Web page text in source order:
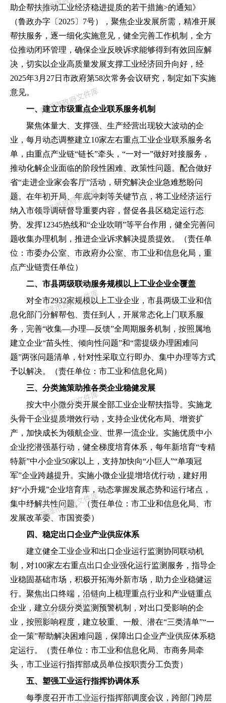
助企帮扶推动工业经济稳进提质的若干措施>的通知》
（鲁政办字〔 2025〕7号）， 聚焦企业发展所需 ， 精准开展
帮扶服务 ， 逐一细化实施意见 ， 健全完善工作机制 ， 全方
位推动闭环管理 ， 确保企业反映诉求能够得到有效回应解
决 ， 切实以企业高质量发展支撑工业经济回升向好 ， 经
2025年3月27日市政府第58次常务会议研究 ， 制定如下实施
意见。
一、建立市级重点企业联系服务机制
聚焦体量大、支撑强、生产经营出现较大波动的企
业 ， 每月动态调整建立10家左右重点工业企业联系服务名
单 ， 由重点产业链“链长”牵头 ， “一对一”做好对接服务 ，
推动化解企业面临的阶段性困难、政策性问题。配合做好
省“走进企业家会客厅”活动 ， 研究解决企业急难愁盼问
题。在年初开局、年底冲刺等关键节点 ， 将工业经济运行
纳入市领导调研督导重要内容 ， 督促各县区稳定运行态
势。发挥12345热线和“企业吹哨”等平台作用 ， 健全完善问
题收集办理机制
， 推进企业诉求解决提质提效。 （责任单
位 ： 市委办公室、市政府办公室、市工业和信息化局 ， 重
点产业链责任单位）
二、市县两级联动服务规模以上工业企业全覆盖
对全市2932家规模以上工业企业 ， 市县两级工业和信
息化部门分解帮包、责任到人
， 开展常态化上门联系服
务 ， 完善“收集—办理—反馈”全周期服务机制 ， 按照属地
建立企业“苗头性、倾向性问题”和“需提级办理困难问
题”两张问题清单 ， 针对性采取立行即办、集中办理等方式
予以解决。
（责任单位 ： 市工业和信息化局）
三、分类施策助推各类企业稳健发展
按大中小微分类开展全部工业企业帮扶指导。实施龙
头骨干企业提质增效行动 ， 支持企业优化布局、增资扩
产 ， 加快成长为领航企业、世界一流企业。实施优质中小
企业挖潜强基行动 ， 健全梯度培育体系 ， 每年新培育“专精
特新”中小企业50家以上 ， 支持加快向“小巨人 ”“单项冠
军”企业跨越提升。实施小微企业提增培优行动 ， 建好用
好“小升规”企业培育库 ， 动态掌握发展态势和运行堵点 ，
集中纾解共性问题。（责任单位 ： 市工业和信息化局、市
发展改革委、市国资委）
四、稳定出口企业产业供应体系
建立健全工业企业和出口企业运行监测协同联动机
制
， 对100家左右重点出口企业强化运行监测服务 ， 指导企
业稳固基础市场 ， 积极开拓海外新市场 ， 助力企业稳健运
行。聚焦出口终端 ， 沿链向上梳理重点行业和产业链重点
企业 ， 建立分级分类监测预警机制 ， 对出口受影响的企
业 ， 按照影响程度 ， 建立较重、一般、潜在“三类清单”“一
企一策”帮助解决困难问题 ， 保障出口企业产业供应体系稳
定运行。
（责任单位 ： 市工业和信息化局、市商务局牵
头 ， 市工业运行指挥部成员单位按职责分工负责）
五、塑强工业运行指挥协调体系
每季度召开市工业运行指挥部调度会议 ， 跨部门跨层